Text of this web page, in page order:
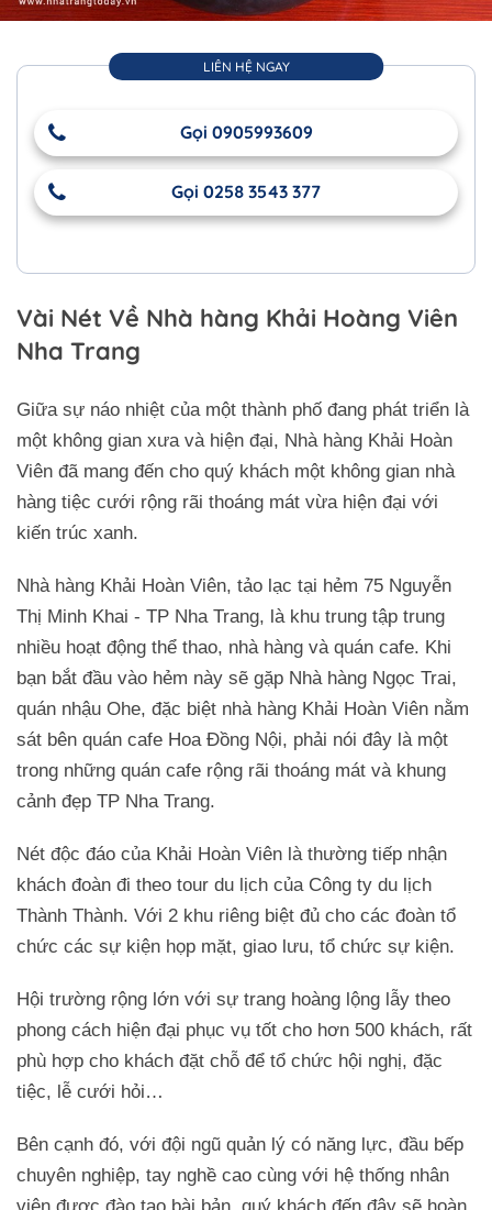
LIÊN HỆ NGAY
Gọi 0905993609
Gọi 0258 3543 377
Vài Nét Về Nhà hàng Khải Hoàng Viên
Nha Trang
Giữa sự náo nhiệt của một thành phố đang phát triển là
một không gian xưa và hiện đại, Nhà hàng Khải Hoàn
Viên đã mang đến cho quý khách một không gian nhà
hàng tiệc cưới rộng rãi thoáng mát vừa hiện đại với
kiến trúc xanh.
Nhà hàng Khải Hoàn Viên, tảo lạc tại hẻm 75 Nguyễn
Thị Minh Khai - TP Nha Trang, là khu trung tập trung
nhiều hoạt động thể thao, nhà hàng và quán cafe. Khi
bạn bắt đầu vào hẻm này sẽ gặp Nhà hàng Ngọc Trai,
quán nhậu Ohe, đặc biệt nhà hàng Khải Hoàn Viên nằm
sát bên quán cafe Hoa Đồng Nội, phải nói đây là một
trong những quán cafe rộng rãi thoáng mát và khung
cảnh đẹp TP Nha Trang.
Nét độc đáo của Khải Hoàn Viên là thường tiếp nhận
khách đoàn đi theo tour du lịch của Công ty du lịch
Thành Thành. Với 2 khu riêng biệt đủ cho các đoàn tổ
chức các sự kiện họp mặt, giao lưu, tổ chức sự kiện.
Hội trường rộng lớn với sự trang hoàng lộng lẫy theo
phong cách hiện đại phục vụ tốt cho hơn 500 khách, rất
phù hợp cho khách đặt chỗ để tổ chức hội nghị, đặc
tiệc, lễ cưới hỏi…
Bên cạnh đó, với đội ngũ quản lý có năng lực, đầu bếp
chuyên nghiệp, tay nghề cao cùng với hệ thống nhân